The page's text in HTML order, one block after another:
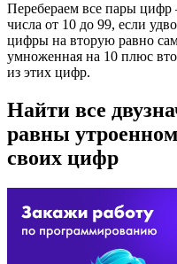
Перебераем все пары
числа от 10 до 99, если
цифры на вторую равно
умноженная на 10 плюс
из этих цифр.
Найти все
равны
своих цифр